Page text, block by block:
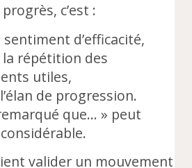
c’est :
d’efficacité,
répétition des
utiles,
de progression.
que… » peut
valider un mouvement